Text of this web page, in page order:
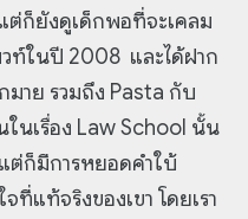
ก็ยังดูเด็กพอที่จะเคลม
ท์ในปี 2008 และได้ฝาก
มาย รวมถึง Pasta กับ
นเรื่อง Law School นั้น
ต่ก็มีการหยอดคำใบ้
ที่แท้จริงของเขา โดยเรา